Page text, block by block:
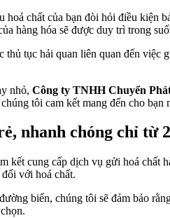
hoá chất của bạn đòi hỏi điều kiện
hàng hóa sẽ được duy trì trong
thủ tục hải quan liên quan đến việc
nhỏ, Công ty TNHH Chuyển
tôi cam kết mang đến cho
nhanh chóng chỉ từ
kết cung cấp dịch vụ gửi hoá chất
với hoá chất.
biển, chúng tôi sẽ đảm bảo